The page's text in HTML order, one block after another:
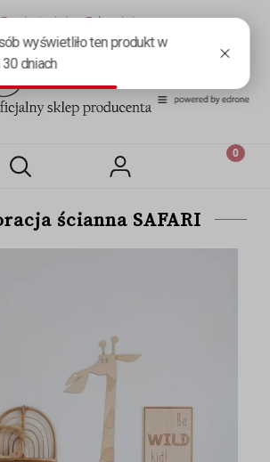
Zarejestruj się Zaloguj się
ścianna SAFARI